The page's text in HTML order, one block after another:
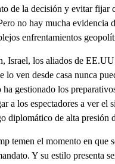
de la decisión y evitar fijar
no hay mucha evidencia
enfrentamientos
Israel, los aliados de
lo ven desde casa nunca
ha gestionado los
a los espectadores a ver
diplomático de alta presión
temen el momento en que
Y su estilo presenta